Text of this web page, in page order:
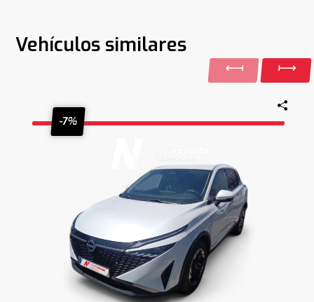
Vehículos similares
-7%